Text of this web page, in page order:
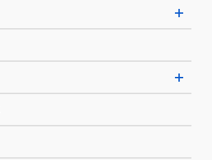
・運用支援
セス
グ